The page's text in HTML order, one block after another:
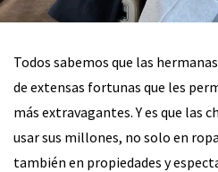
Todos sabemos que las
de extensas fortunas que les
más extravagantes. Y es que las
usar sus millones, no solo en
también en propiedades y